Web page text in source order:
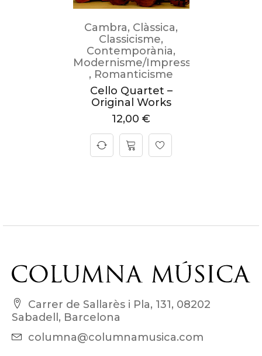
Cambra, Clàssica,
Classicisme,
Contemporània,
Modernisme/Impressionisme
, Romanticisme
Cello Quartet –
Original Works
12,00 €
Carrer de Sallarès i Pla, 131, 08202
Sabadell, Barcelona
columna@columnamusica.com